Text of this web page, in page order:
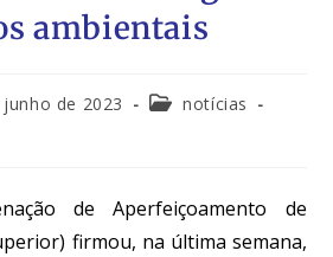
ambientais
de 2023
notícias
de Aperfeiçoamento de
firmou, na última semana,